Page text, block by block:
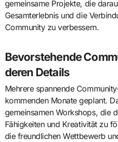
gemeinsame Projekte, die
Gesamterlebnis und die
Community zu verbessern.
Bevorstehende
deren Details
Mehrere spannende
kommenden Monate geplant.
gemeinsamen Workshops, die
Fähigkeiten und Kreativität zu
die freundlichen Wettbewerb